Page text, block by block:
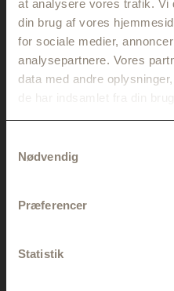
at analysere vores trafik. Vi
din brug af vores
for sociale medier,
analysepartnere. Vores
data med andre
de har indsamlet fra din
Nødvendig
Præferencer
Statistik